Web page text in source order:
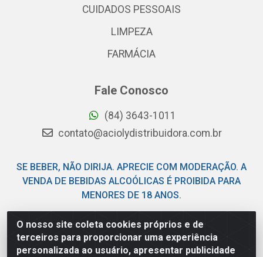
O nosso site coleta cookies próprios e de
terceiros para proporcionar uma experiência
personalizada ao usuário, apresentar publicidade
CUIDADOS PESSOAIS
LIMPEZA
FARMÁCIA
Fale Conosco
(84) 3643-1011
contato@aciolydistribuidora.com.br
SE BEBER, NÃO DIRIJA. APRECIE COM MODERAÇÃO. A
VENDA DE BEBIDAS ALCOÓLICAS É PROIBIDA PARA
MENORES DE 18 ANOS.
Acioly Distribuidora - Av Piloto Pereira Tim - Parque de
Exposições - Parnamirim/RN - CEP 59146-480 - CNPJ